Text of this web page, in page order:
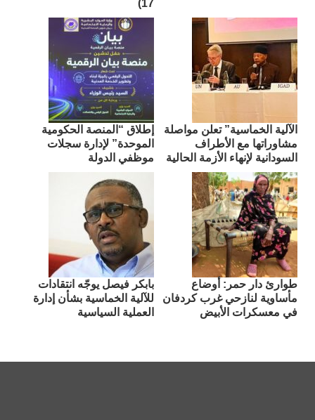
17)
الآلية الخماسية” تعلن مواصلة
مشاوراتها مع الأطراف
السودانية لإنهاء الأزمة الحالية
إطلاق “المنصة الحكومية
الموحدة” لإدارة سجلات
موظفي الدولة
طوارئ دار حمر: أوضاع
مأساوية لنازحي غرب كردفان
في معسكرات الأبيض
بابكر فيصل يوجّه انتقادات
للآلية الخماسية بشأن إدارة
العملية السياسية